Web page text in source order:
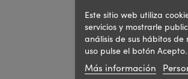
Este sitio web utiliza
servicios y mostrarle
análisis de sus hábitos
uso pulse el botón Acepto.
Más información